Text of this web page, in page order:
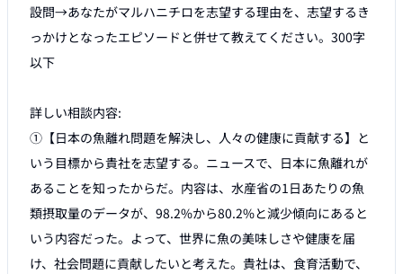
設問→あなたがマルハニチロを志望する理由を、志望するき
っかけとなったエピソードと併せて教えてください。300字
以下
詳しい相談内容:
①【日本の魚離れ問題を解決し、人々の健康に貢献する】と
いう目標から貴社を志望する。ニュースで、日本に魚離れが
あることを知ったからだ。内容は、水産省の1日あたりの魚
類摂取量のデータが、98.2%から80.2%と減少傾向にあると
いう内容だった。よって、世界に魚の美味しさや健康を届
け、社会問題に貢献したいと考えた。貴社は、食育活動で、